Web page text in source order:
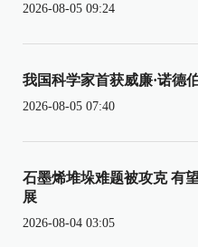
2026-08-05 09:24
我国科学家首获威廉·诺德
2026-08-05 07:40
石墨烯堆垛难题被攻克 有
展
2026-08-04 03:05